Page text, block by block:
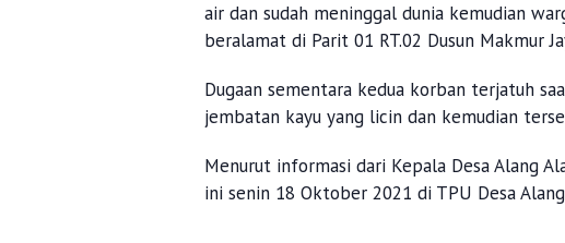
air dan sudah meninggal dunia kemudian
beralamat di Parit 01 RT.02 Dusun Makmur
Dugaan sementara kedua korban terjatuh
jembatan kayu yang licin dan kemudian
Menurut informasi dari Kepala Desa Alang
ini senin 18 Oktober 2021 di TPU Desa